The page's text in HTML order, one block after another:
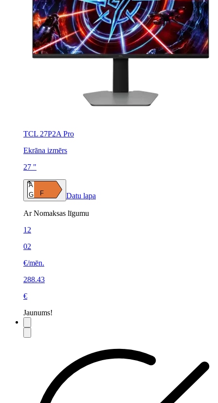
TCL 27P2A Pro
Ekrāna izmērs
27 "
A
G
F Datu lapa
Ar Nomaksas līgumu
12
02
€/mēn.
288.43
€
Jaunums!